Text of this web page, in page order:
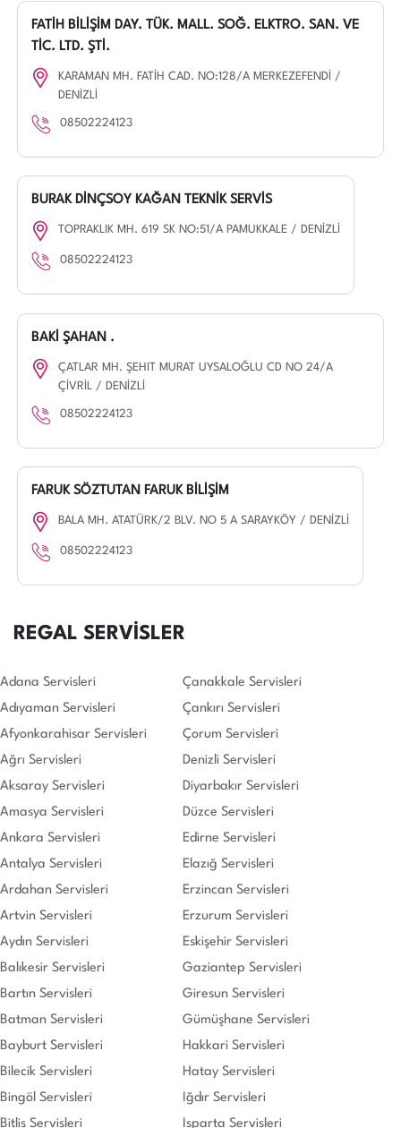
FATİH BİLİŞİM DAY. TÜK. MALL. SOĞ. ELKTRO. SAN. VE
TİC. LTD. ŞTİ.
KARAMAN MH. FATİH CAD. NO:128/A MERKEZEFENDİ /
DENİZLİ
08502224123
BURAK DİNÇSOY KAĞAN TEKNİK SERVİS
TOPRAKLIK MH. 619 SK NO:51/A PAMUKKALE / DENİZLİ
08502224123
BAKİ ŞAHAN .
ÇATLAR MH. ŞEHIT MURAT UYSALOĞLU CD NO 24/A
ÇİVRİL / DENİZLİ
08502224123
FARUK SÖZTUTAN FARUK BİLİŞİM
BALA MH. ATATÜRK/2 BLV. NO 5 A SARAYKÖY / DENİZLİ
08502224123
REGAL SERVİSLER
Adana Servisleri
Adıyaman Servisleri
Afyonkarahisar Servisleri
Ağrı Servisleri
Aksaray Servisleri
Amasya Servisleri
Ankara Servisleri
Antalya Servisleri
Ardahan Servisleri
Artvin Servisleri
Aydın Servisleri
Balıkesir Servisleri
Bartın Servisleri
Batman Servisleri
Bayburt Servisleri
Bilecik Servisleri
Bingöl Servisleri
Bitlis Servisleri
Çanakkale Servisleri
Çankırı Servisleri
Çorum Servisleri
Denizli Servisleri
Diyarbakır Servisleri
Düzce Servisleri
Edirne Servisleri
Elazığ Servisleri
Erzincan Servisleri
Erzurum Servisleri
Eskişehir Servisleri
Gaziantep Servisleri
Giresun Servisleri
Gümüşhane Servisleri
Hakkari Servisleri
Hatay Servisleri
Iğdır Servisleri
Isparta Servisleri